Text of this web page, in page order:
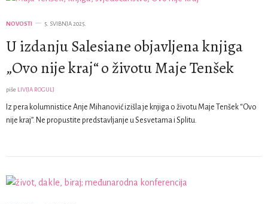
NOVOSTI 5. SVIBNJA 2025.
U izdanju Salesiane objavljena knjiga
„Ovo nije kraj“ o životu Maje Tenšek
piše LIVIJA ROGULJ
Iz pera kolumnistice Anje Mihanović izišla je knjiga o životu Maje Tenšek “Ovo
nije kraj”. Ne propustite predstavljanje u Sesvetama i Splitu.